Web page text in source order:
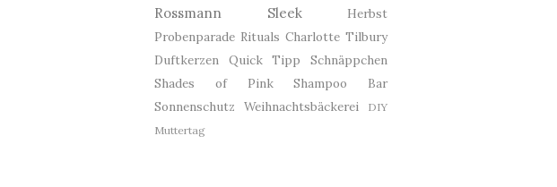
Rossmann
Sleek
Herbst
Probenparade Rituals Charlotte Tilbury
Duftkerzen
Quick Tipp
Schnäppchen
Shades of Pink
Shampoo Bar
Sonnenschutz
Weihnachtsbäckerei
DIY
Muttertag